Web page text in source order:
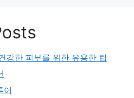
강한 피부를 위한 유용한 팁
어